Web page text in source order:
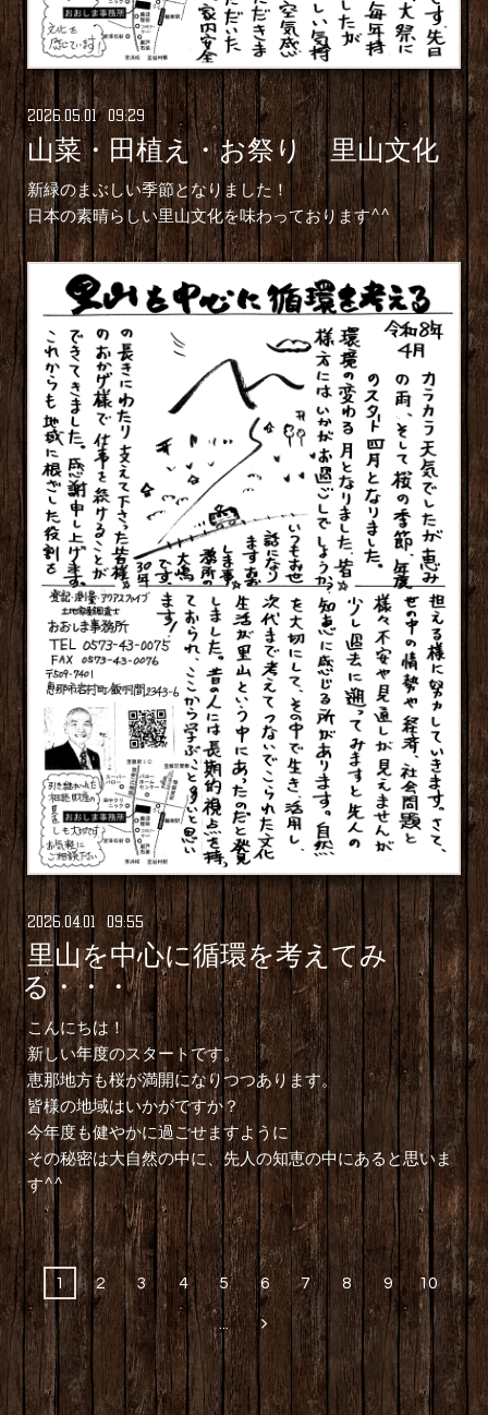
2026.05.01 09:29
山菜・田植え・お祭り 里山文化
新緑のまぶしい季節となりました！
日本の素晴らしい里山文化を味わっております^^
2026 04.01 09:55
里山を中心に循環を考えてみ
る・・・
こんにちは！
新しい年度のスタートです。
恵那地方も桜が満開になりつつあります。
皆様の地域はいかがですか？
今年度も健やかに過ごせますように
その秘密は大自然の中に、先人の知恵の中にあると思いま
す^^
1 2 3 4 5 6 7 8 9 10
...